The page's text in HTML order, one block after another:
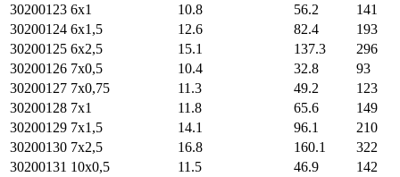
30200123 6х1 10.8 56.2
141
30200124 6х1,5 12.6 82.4
193
30200125 6х2,5 15.1 137.3
296
30200126 7х0,5 10.4 32.8
93
30200127 7х0,75 11.3 49.2
123
30200128 7х1 11.8 65.6
149
30200129 7х1,5 14.1 96.1
210
30200130 7х2,5 16.8 160.1
322
30200131 10х0,5 11.5 46.9
142